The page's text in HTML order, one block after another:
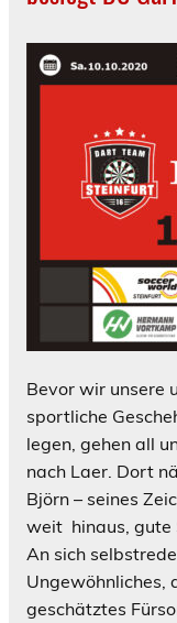
Bevor wir unsere
sportliche
legen, gehen all
nach Laer. Dort
Björn – seines
weit hinaus, gute
An sich
Ungewöhnliches,
geschätztes